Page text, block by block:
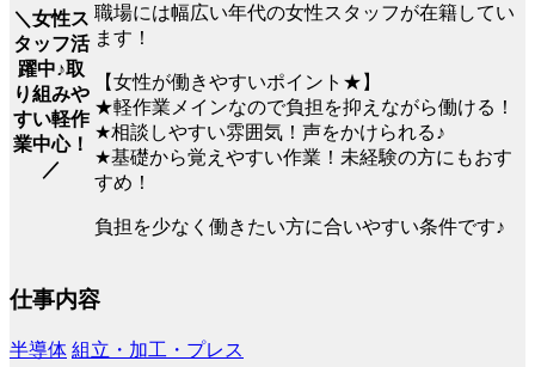
＼女性ス
タッフ活
躍中♪取
り組みや
すい軽作
業中心！
／
職場には幅広い年代の女性スタッフが在籍してい
ます！
【女性が働きやすいポイント★】
★軽作業メインなので負担を抑えながら働ける！
★相談しやすい雰囲気！声をかけられる♪
★基礎から覚えやすい作業！未経験の方にもおす
すめ！
負担を少なく働きたい方に合いやすい条件です♪
仕事内容
半導体 組立・加工・プレス